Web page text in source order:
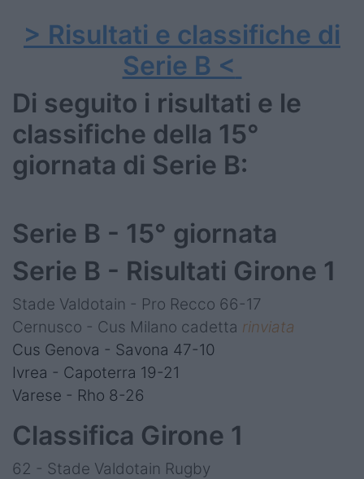
> Risultati e classifiche di
Serie B <
Di seguito i risultati e le
classifiche della 15°
giornata di Serie B:
Serie B - 15° giornata
Serie B - Risultati Girone 1
Stade Valdotain - Pro Recco 66-17
Cernusco - Cus Milano cadetta rinviata
Cus Genova - Savona 47-10
Ivrea - Capoterra 19-21
Varese - Rho 8-26
Classifica Girone 1
62 - Stade Valdotain Rugby